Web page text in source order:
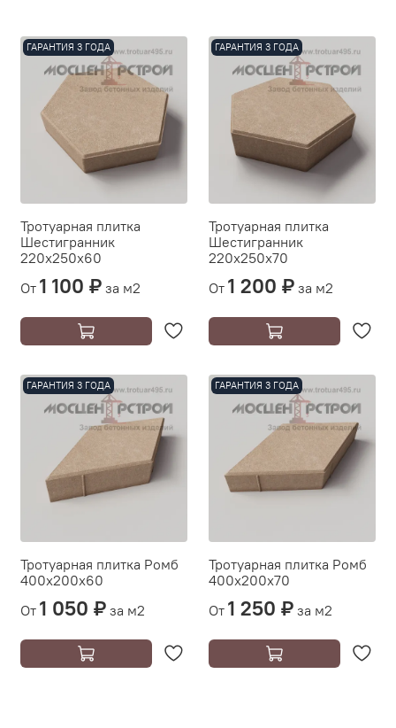
ГАРАНТИЯ 3 ГОДА
Тротуарная плитка
Шестигранник
220х250х60
От 1 100 ₽ за м2
ГАРАНТИЯ 3 ГОДА
Тротуарная плитка
Шестигранник
220х250х70
От 1 200 ₽ за м2
ГАРАНТИЯ 3 ГОДА
Тротуарная плитка Ромб
400х200х60
От 1 050 ₽ за м2
ГАРАНТИЯ 3 ГОДА
Тротуарная плитка Ромб
400х200х70
От 1 250 ₽ за м2